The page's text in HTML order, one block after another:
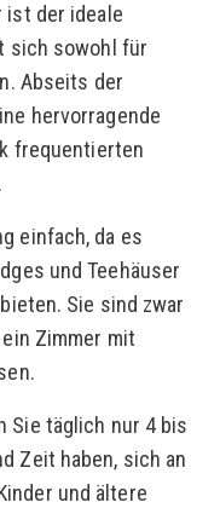
ist der ideale
sich sowohl für
Abseits der
hervorragende
frequentierten
einfach, da es
und Teehäuser
Sie sind zwar
Zimmer mit
Sie täglich nur 4 bis
Zeit haben, sich an
und ältere